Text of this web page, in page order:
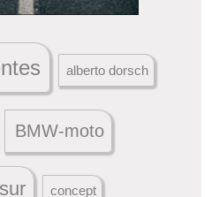
alberto dorsch
BMW-moto
concept